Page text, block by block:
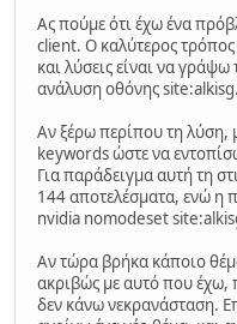
Ας πούμε ότι έχω ένα
client. Ο καλύτερος
και λύσεις είναι να
ανάλυση οθόνης
Αν ξέρω περίπου τη
keywords ώστε να
Για παράδειγμα αυτή τη
144 αποτελέσματα, ενώ η
nvidia nomodeset
Αν τώρα βρήκα κάποιο
ακριβώς με αυτό που έχω,
δεν κάνω νεκρανάσταση.